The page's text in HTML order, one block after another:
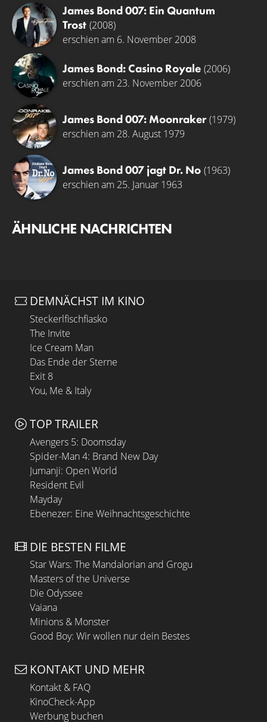
James Bond 007: Ein Quantum
Trost (2008)
erschien am 6. November 2008
James Bond: Casino Royale (2006)
erschien am 23. November 2006
James Bond 007: Moonraker (1979)
erschien am 28. August 1979
James Bond 007 jagt Dr. No (1963)
erschien am 25. Januar 1963
ÄHNLICHE NACHRICHTEN
DEMNÄCHST IM KINO
Steckerlfischfiasko
The Invite
Ice Cream Man
Das Ende der Sterne
Exit 8
You, Me & Italy
TOP TRAILER
Avengers 5: Doomsday
Spider-Man 4: Brand New Day
Jumanji: Open World
Resident Evil
Mayday
Ebenezer: Eine Weihnachtsgeschichte
DIE BESTEN FILME
Star Wars: The Mandalorian and Grogu
Masters of the Universe
Die Odyssee
Vaiana
Minions & Monster
Good Boy: Wir wollen nur dein Bestes
KONTAKT UND MEHR
Kontakt & FAQ
KinoCheck-App
Werbung buchen